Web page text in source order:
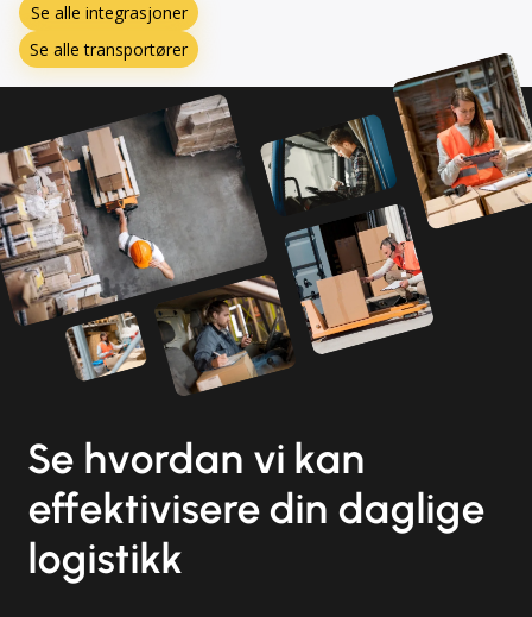
Se alle integrasjoner
Se alle transportører
Se hvordan vi kan
effektivisere din daglige
logistikk